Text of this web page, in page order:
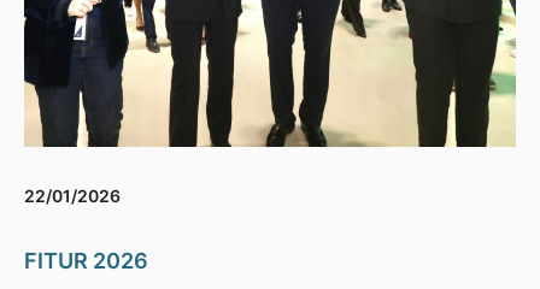
22/01/2026
FITUR 2026